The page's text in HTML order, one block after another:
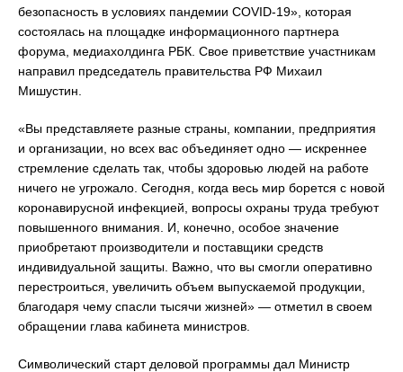
безопасность в условиях пандемии COVID-19», которая
состоялась на площадке информационного партнера
форума, медиахолдинга РБК. Свое приветствие участникам
направил председатель правительства РФ Михаил
Мишустин.
«Вы представляете разные страны, компании, предприятия
и организации, но всех вас объединяет одно — искреннее
стремление сделать так, чтобы здоровью людей на работе
ничего не угрожало. Сегодня, когда весь мир борется с новой
коронавирусной инфекцией, вопросы охраны труда требуют
повышенного внимания. И, конечно, особое значение
приобретают производители и поставщики средств
индивидуальной защиты. Важно, что вы смогли оперативно
перестроиться, увеличить объем выпускаемой продукции,
благодаря чему спасли тысячи жизней» — отметил в своем
обращении глава кабинета министров.
Символический старт деловой программы дал Министр